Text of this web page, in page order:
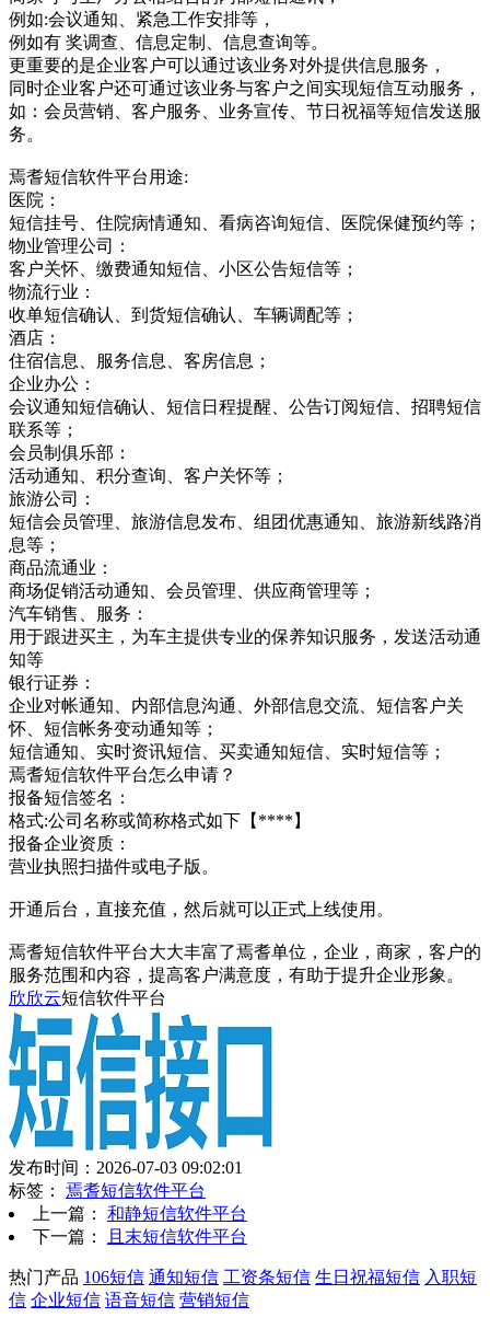
例如:会议通知、紧急工作安排等，
例如有 奖调查、信息定制、信息查询等。
更重要的是企业客户可以通过该业务对外提供信息服务，
同时企业客户还可通过该业务与客户之间实现短信互动服务，
如：会员营销、客户服务、业务宣传、节日祝福等短信发送服
务。
焉耆短信软件平台用途:
医院：
短信挂号、住院病情通知、看病咨询短信、医院保健预约等；
物业管理公司：
客户关怀、缴费通知短信、小区公告短信等；
物流行业：
收单短信确认、到货短信确认、车辆调配等；
酒店：
住宿信息、服务信息、客房信息；
企业办公：
会议通知短信确认、短信日程提醒、公告订阅短信、招聘短信
联系等；
会员制俱乐部：
活动通知、积分查询、客户关怀等；
旅游公司：
短信会员管理、旅游信息发布、组团优惠通知、旅游新线路消
息等；
商品流通业：
商场促销活动通知、会员管理、供应商管理等；
汽车销售、服务：
用于跟进买主，为车主提供专业的保养知识服务，发送活动通
知等
银行证券：
企业对帐通知、内部信息沟通、外部信息交流、短信客户关
怀、短信帐务变动通知等；
短信通知、实时资讯短信、买卖通知短信、实时短信等；
焉耆短信软件平台怎么申请？
报备短信签名：
格式:公司名称或简称格式如下【****】
报备企业资质：
营业执照扫描件或电子版。
开通后台，直接充值，然后就可以正式上线使用。
焉耆短信软件平台大大丰富了焉耆单位，企业，商家，客户的
服务范围和内容，提高客户满意度，有助于提升企业形象。
欣欣云短信软件平台
发布时间：2026-07-03 09:02:01
标签： 焉耆短信软件平台
上一篇： 和静短信软件平台
下一篇：
且末短信软件平台
热门产品 106短信 通知短信 工资条短信 生日祝福短信 入职短
信 企业短信 语音短信 营销短信